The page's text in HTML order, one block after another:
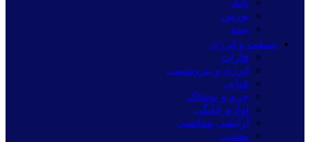
بانک
بورس
بیمه
صنعت و انرژی
فلزات
انرژی و پتروشیمی
غذایی
چرم و پوشاک
لوازم خانگی
آرایشی بهداشتی
معدنی